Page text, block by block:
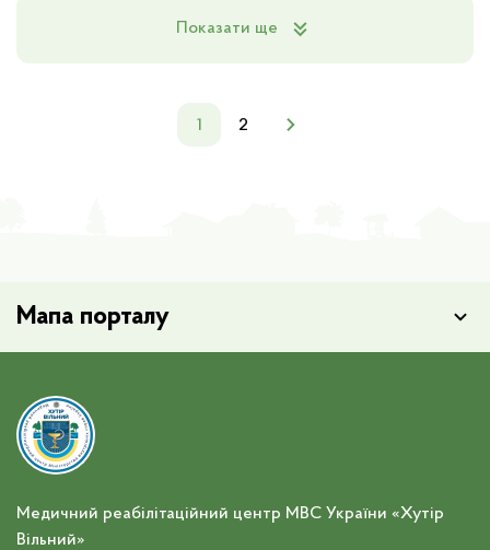
Показати ще
1 2
Мапа порталу
Медичний реабілітаційний центр МВС України «Хутір
Вільний»